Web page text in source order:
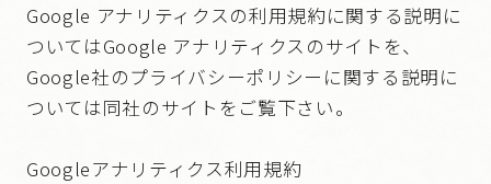
Google アナリティクスの利用規約に関する説明に
ついてはGoogle アナリティクスのサイトを、
Google社のプライバシーポリシーに関する説明に
ついては同社のサイトをご覧下さい。
Googleアナリティクス利用規約